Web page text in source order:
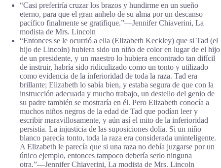
“Casi preferiría cruzar los brazos y hundirme en un sueño
eterno, para que el gran anhelo de su alma por un descanso
pacífico finalmente se gratifique.”―Jennifer Chiaverini, La
modista de Mrs. Lincoln
“Entonces se le ocurrió a ella (Elizabeth Keckley) que si Tad (el
hijo de Lincoln) hubiera sido un niño de color en lugar de el hijo
de un presidente, y un maestro lo hubiera encontrado tan difícil
de instruir, habría sido ridiculizado como un tonto y utilizado
como evidencia de la inferioridad de toda la raza. Tad era
brillante; Elizabeth lo sabía bien, y estaba segura de que con la
instrucción adecuada y mucho trabajo, un destello del genio de
su padre también se mostraría en él. Pero Elizabeth conocía a
muchos niños negros de la edad de Tad que podían leer y
escribir maravillosamente, y aún así el mito de la inferioridad
persistía. La injusticia de las suposiciones dolía. Si un niño
blanco parecía tonto, toda la raza era considerada uninteligente.
A Elizabeth le parecía que si una raza no debía juzgarse por un
único ejemplo, entonces tampoco debería serlo ninguna
otra.”―Jennifer Chiaverini, La modista de Mrs. Lincoln